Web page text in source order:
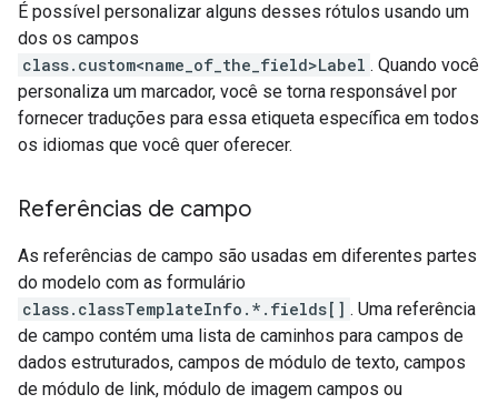
É possível personalizar alguns desses rótulos usando um
dos os campos
class.custom<name_of_the_field>Label . Quando você
personaliza um marcador, você se torna responsável por
fornecer traduções para essa etiqueta específica em todos
os idiomas que você quer oferecer.
Referências de campo
As referências de campo são usadas em diferentes partes
do modelo com as formulário
class.classTemplateInfo.*.fields[] . Uma referência
de campo contém uma lista de caminhos para campos de
dados estruturados, campos de módulo de texto, campos
de módulo de link, módulo de imagem campos ou